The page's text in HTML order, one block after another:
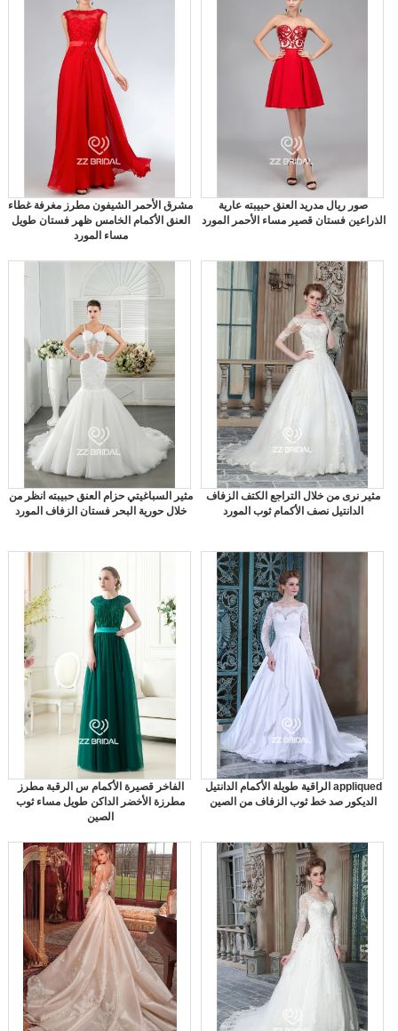
مشرق الأحمر الشيفون مطرز مغرفة غطاء
العنق الأكمام الخامس ظهر فستان طويل
مساء المورد
صور ريال مدريد العنق حبيبته عارية
الذراعين فستان قصير مساء الأحمر المورد
مثير السباغيتي حزام العنق حبيبته انظر من
خلال حورية البحر فستان الزفاف المورد
مثير نرى من خلال التراجع الكتف الزفاف
الدانتيل نصف الأكمام ثوب المورد
الفاخر قصيرة الأكمام س الرقبة مطرز
مطرزة الأخضر الداكن طويل مساء ثوب
الصين
الراقية طويلة الأكمام الدانتيل appliqued
الديكور صد خط ثوب الزفاف من الصين